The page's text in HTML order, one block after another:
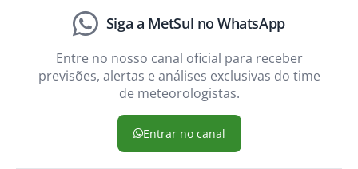
Siga a MetSul no WhatsApp
Entre no nosso canal oficial para receber
previsões, alertas e análises exclusivas do time
de meteorologistas.
Entrar no canal